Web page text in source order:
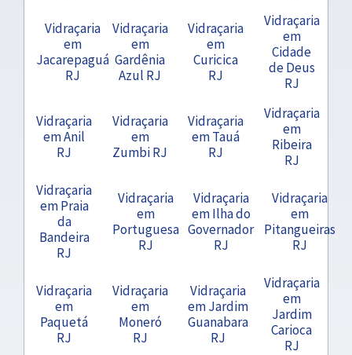
Vidraçaria
em
Jacarepaguá
RJ
Vidraçaria
em
Gardênia
Azul RJ
Vidraçaria
em
Curicica
RJ
Vidraçaria
em
Cidade
de Deus
RJ
Vidraçaria
em Anil
RJ
Vidraçaria
em
Zumbi RJ
Vidraçaria
em Tauá
RJ
Vidraçaria
em
Ribeira
RJ
Vidraçaria
em Praia
da
Bandeira
RJ
Vidraçaria
em
Portuguesa
RJ
Vidraçaria
em Ilha do
Governador
RJ
Vidraçaria
em
Pitangueiras
RJ
Vidraçaria
em
Paquetá
RJ
Vidraçaria
em
Moneró
RJ
Vidraçaria
em Jardim
Guanabara
RJ
Vidraçaria
em
Jardim
Carioca
RJ